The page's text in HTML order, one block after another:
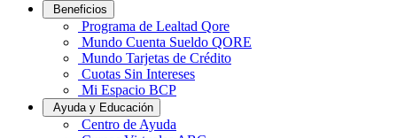
Beneficios
Programa de Lealtad Qore
Mundo Cuenta Sueldo QORE
Mundo Tarjetas de Crédito
Cuotas Sin Intereses
Mi Espacio BCP
Ayuda y Educación
Centro de Ayuda